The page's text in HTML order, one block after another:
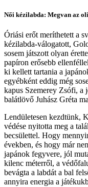
Női kézilabda: Megvan az
Óriási erőt meríthetett a
kézilabda-válogatott,
sosem játszott olyan
papíron erősebb
ki kellett tartania a
egyébként eddig még
kapus Szemerey Zsófi, a
balátlövő Juhász Gréta
Lendületesen kezdtünk,
védése nyitotta meg a
becsülettel. Hogy
években, és hogy már
japánok fegyvere, jól
kilenc méterről, a
bevágta a labdát a bal
annyira energia a